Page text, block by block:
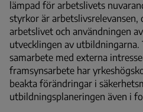
lämpad för arbetslivets
styrkor är arbetslivsrelevansen,
arbetslivet och användningen
utvecklingen av utbildningarna.
samarbete med externa
framsynsarbete har
beakta förändringar i
utbildningsplaneringen även i